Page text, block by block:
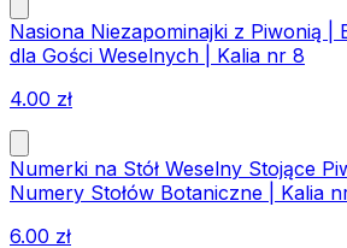
Nasiona Niezapominajki z Piwonią |
dla Gości Weselnych | Kalia nr 8
4.00 zł
Numerki na Stół Weselny Stojące
Numery Stołów Botaniczne | Kalia
6.00 zł